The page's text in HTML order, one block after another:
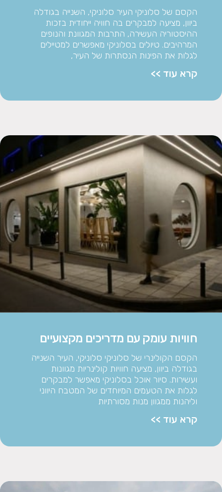
הקסם של סלוניקי העיר סלוניקי, השנייה בגודלה
ביוון, מציעה למבקרים בה חוויה ייחודית בזכות
ההיסטוריה העשירה, התרבות המגוונת והנופים
המרהיבים. טיולים בסלוניקי מאפשרים למטיילים
לגלות את הפינות הנסתרות של העיר,
קרא עוד >>
חוויות עומק עם מדריכים מקצועיים
הקסם הקולינרי של סלוניקי סלוניקי, העיר השנייה
בגודלה ביוון, מציעה חוויות קולינריות מגוונות
ועשירות. סיור אוכל בסלוניקי מאפשר למבקרים
לגלות את הטעמים המיוחדים של המטבח היווני
וליהנות ממגוון מנות מסורתיות
קרא עוד >>